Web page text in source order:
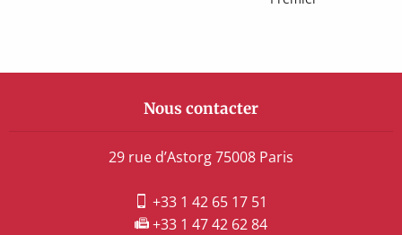
Nous contacter
29 rue d’Astorg 75008 Paris
+33 1 42 65 17 51
+33 1 47 42 62 84